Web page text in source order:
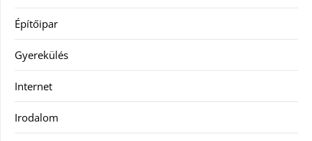
Építőipar
Gyerekülés
Internet
Irodalom